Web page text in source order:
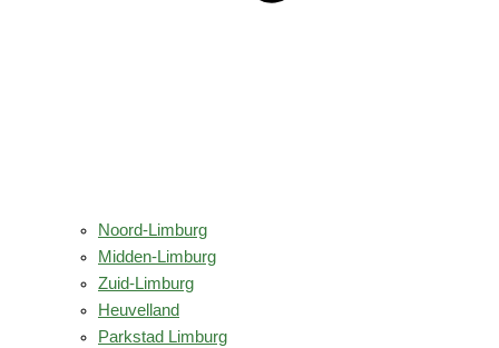
Noord-Limburg
Midden-Limburg
Zuid-Limburg
Heuvelland
Parkstad Limburg